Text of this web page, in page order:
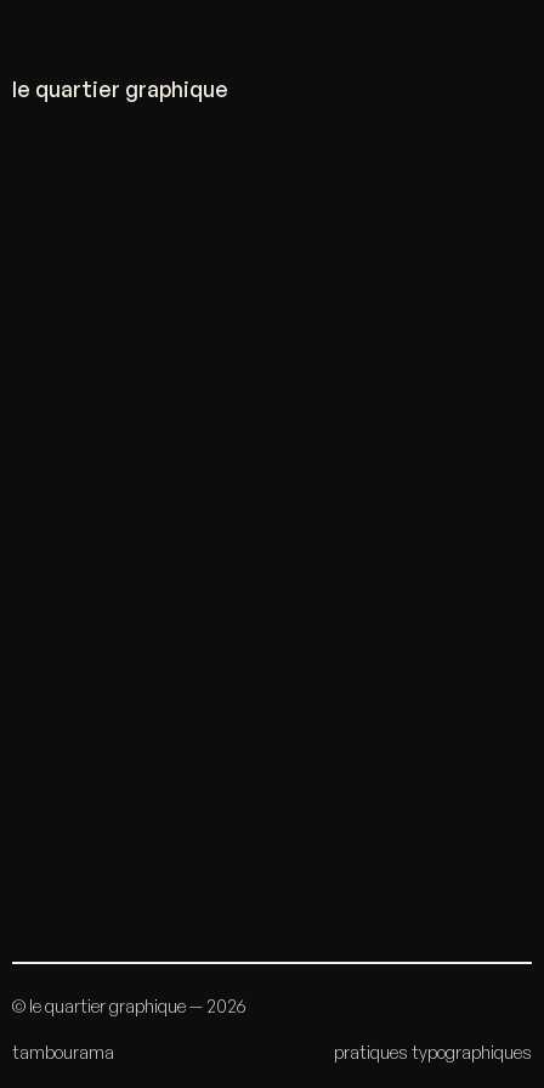
le quartier graphique
© le quartier graphique — 2026
tambourama pratiques typographiques